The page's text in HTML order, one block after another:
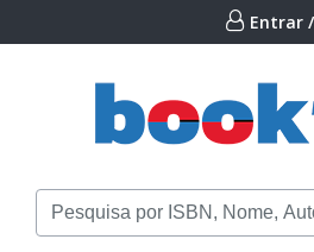
Entrar